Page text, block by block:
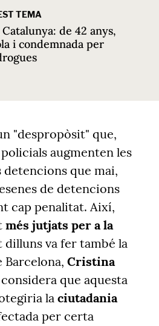
TEMA
de 42 anys,
i condemnada per
"despropòsit" que,
augmenten les
que mai,
de detencions
cap penalitat. Així,
més jutjats per a la
dilluns va fer també la
Barcelona, Cristina
que aquesta
la ciutadania
per certa